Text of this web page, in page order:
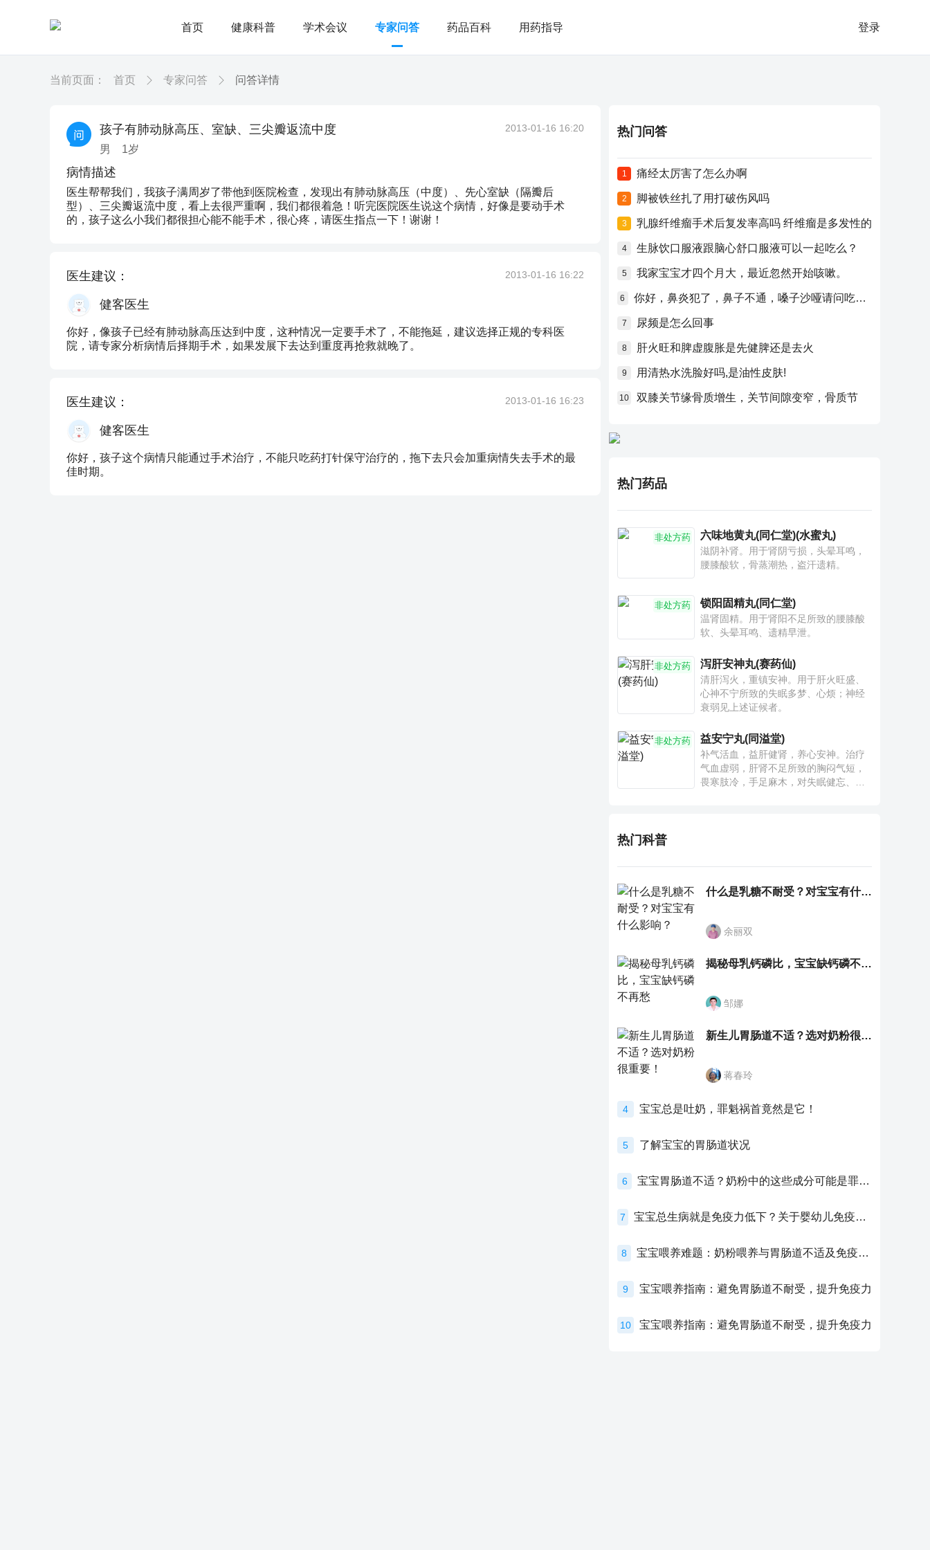
首页 健康科普 学术会议 专家问答 药品百科 用药指导 登录
当前页面： 首页 专家问答 问答详情
孩子有肺动脉高压、室缺、三尖瓣返流中度
男 1岁
2013-01-16 16:20
病情描述
医生帮帮我们，我孩子满周岁了带他到医院检查，发现出有肺动脉高压（中度）、先心室缺（隔瓣后
型）、三尖瓣返流中度，看上去很严重啊，我们都很着急！听完医院医生说这个病情，好像是要动手术
的，孩子这么小我们都很担心能不能手术，很心疼，请医生指点一下！谢谢！
医生建议： 2013-01-16 16:22
健客医生
你好，像孩子已经有肺动脉高压达到中度，这种情况一定要手术了，不能拖延，建议选择正规的专科医
院，请专家分析病情后择期手术，如果发展下去达到重度再抢救就晚了。
医生建议： 2013-01-16 16:23
健客医生
你好，孩子这个病情只能通过手术治疗，不能只吃药打针保守治疗的，拖下去只会加重病情失去手术的最
佳时期。
热门问答
1 痛经太厉害了怎么办啊
2 脚被铁丝扎了用打破伤风吗
3 乳腺纤维瘤手术后复发率高吗 纤维瘤是多发性的
4 生脉饮口服液跟脑心舒口服液可以一起吃么？
5 我家宝宝才四个月大，最近忽然开始咳嗽。
6 你好，鼻炎犯了，鼻子不通，嗓子沙哑请问吃什么药比较好？
7 尿频是怎么回事
8 肝火旺和脾虚腹胀是先健脾还是去火
9 用清热水洗脸好吗,是油性皮肤!
10 双膝关节缘骨质增生，关节间隙变窄，骨质节
热门药品
非处方药 六味地黄丸(同仁堂)(水蜜丸)
滋阴补肾。用于肾阴亏损，头晕耳鸣，
腰膝酸软，骨蒸潮热，盗汗遗精。
非处方药 锁阳固精丸(同仁堂)
温肾固精。用于肾阳不足所致的腰膝酸
软、头晕耳鸣、遗精早泄。
非处方药 泻肝安神丸(赛药仙)
清肝泻火，重镇安神。用于肝火旺盛、
心神不宁所致的失眠多梦、心烦；神经
衰弱见上述证候者。
非处方药 益安宁丸(同溢堂)
补气活血，益肝健肾，养心安神。治疗
气血虚弱，肝肾不足所致的胸闷气短，
畏寒肢冷，手足麻木，对失眠健忘、神
热门科普
什么是乳糖不耐受？对宝宝有什么影响？
余丽双
揭秘母乳钙磷比，宝宝缺钙磷不再愁
邹娜
新生儿胃肠道不适？选对奶粉很重要！
蒋春玲
4 宝宝总是吐奶，罪魁祸首竟然是它！
5 了解宝宝的胃肠道状况
6 宝宝胃肠道不适？奶粉中的这些成分可能是罪魁祸首！
7 宝宝总生病就是免疫力低下？关于婴幼儿免疫力的真相，家长必须了解！
8 宝宝喂养难题：奶粉喂养与胃肠道不适及免疫力提升的奥秘
9 宝宝喂养指南：避免胃肠道不耐受，提升免疫力
10 宝宝喂养指南：避免胃肠道不耐受，提升免疫力